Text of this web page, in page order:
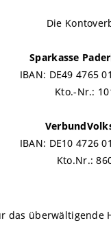
Die
Sparkasse
IBAN: DE49 4765
Kto.-Nr.:
IBAN: DE10 4726
Kto.Nr.:
das